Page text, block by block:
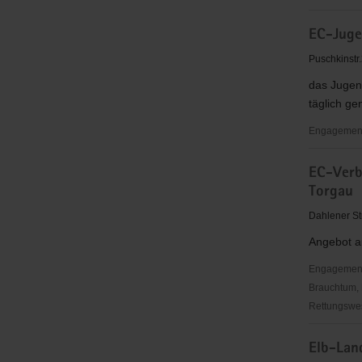
e.V.
e.V.
EC-
das
täglich
"Blue
Moon"
EC-
Torgau
Dahlener
Angebot
Verband
Elb-